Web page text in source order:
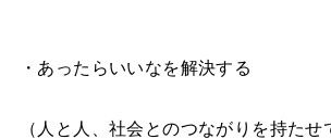
・あったらいいなを解決する
（人と人、社会とのつながりを持た